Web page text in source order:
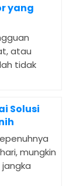
yang
atau
tidak
Solusi
mungkin